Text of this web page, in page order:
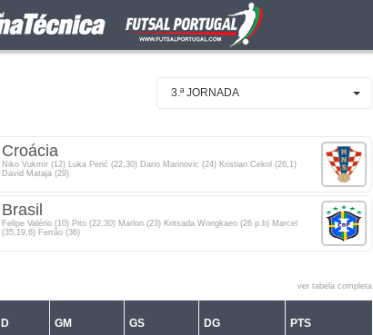
3.ª JORNADA
Croácia
Niko Vukmir (12) Luka Perić (22,30) Dario Marinovic (24) Kristian Cekol (26,1)
David Mataja (29)
Brasil
Felipe Valério (10) Pito (22,30) Marlon (23) Kritsada Wongkaeo (26 p.b) Marcel
(35,19,6) Ferrão (36)
ver tabela completa
D GM GS DG PTS